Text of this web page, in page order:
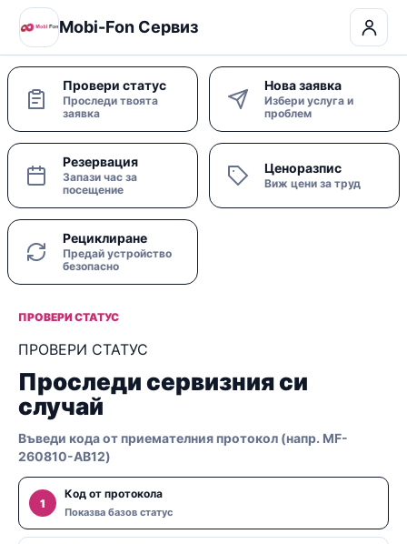
Mobi-Fon Сервиз
Провери статус
Проследи твоята
заявка
Нова заявка
Избери услуга и
проблем
Резервация
Запази час за
посещение
Ценоразпис
Виж цени за труд
Рециклиране
Предай устройство
безопасно
ПРОВЕРИ СТАТУС
ПРОВЕРИ СТАТУС
Проследи сервизния си
случай
Въведи кода от приемателния протокол (напр. MF-
260810-AB12)
1
Код от протокола
Показва базов статус